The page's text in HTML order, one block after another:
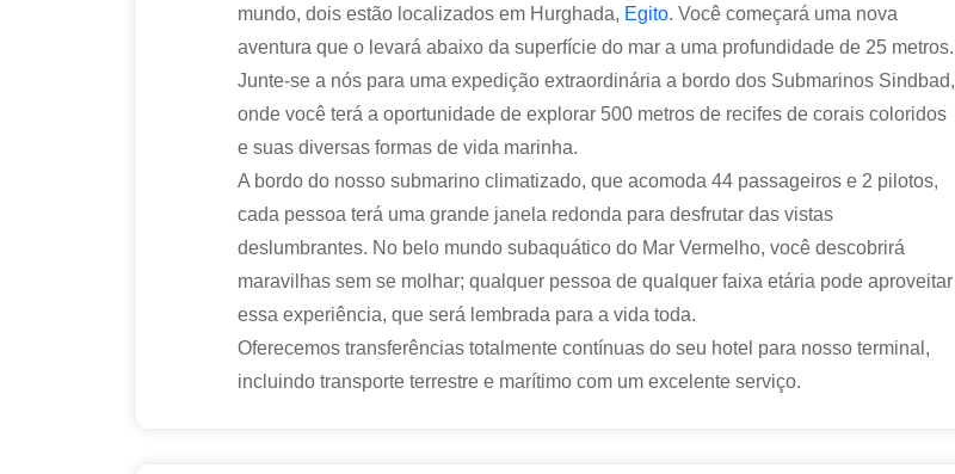
mundo, dois estão localizados em Hurghada, Egito. Você começará uma nova
aventura que o levará abaixo da superfície do mar a uma profundidade de 25 metros.
Junte-se a nós para uma expedição extraordinária a bordo dos Submarinos Sindbad,
onde você terá a oportunidade de explorar 500 metros de recifes de corais coloridos
e suas diversas formas de vida marinha.
A bordo do nosso submarino climatizado, que acomoda 44 passageiros e 2 pilotos,
cada pessoa terá uma grande janela redonda para desfrutar das vistas
deslumbrantes. No belo mundo subaquático do Mar Vermelho, você descobrirá
maravilhas sem se molhar; qualquer pessoa de qualquer faixa etária pode aproveitar
essa experiência, que será lembrada para a vida toda.
Oferecemos transferências totalmente contínuas do seu hotel para nosso terminal,
incluindo transporte terrestre e marítimo com um excelente serviço.